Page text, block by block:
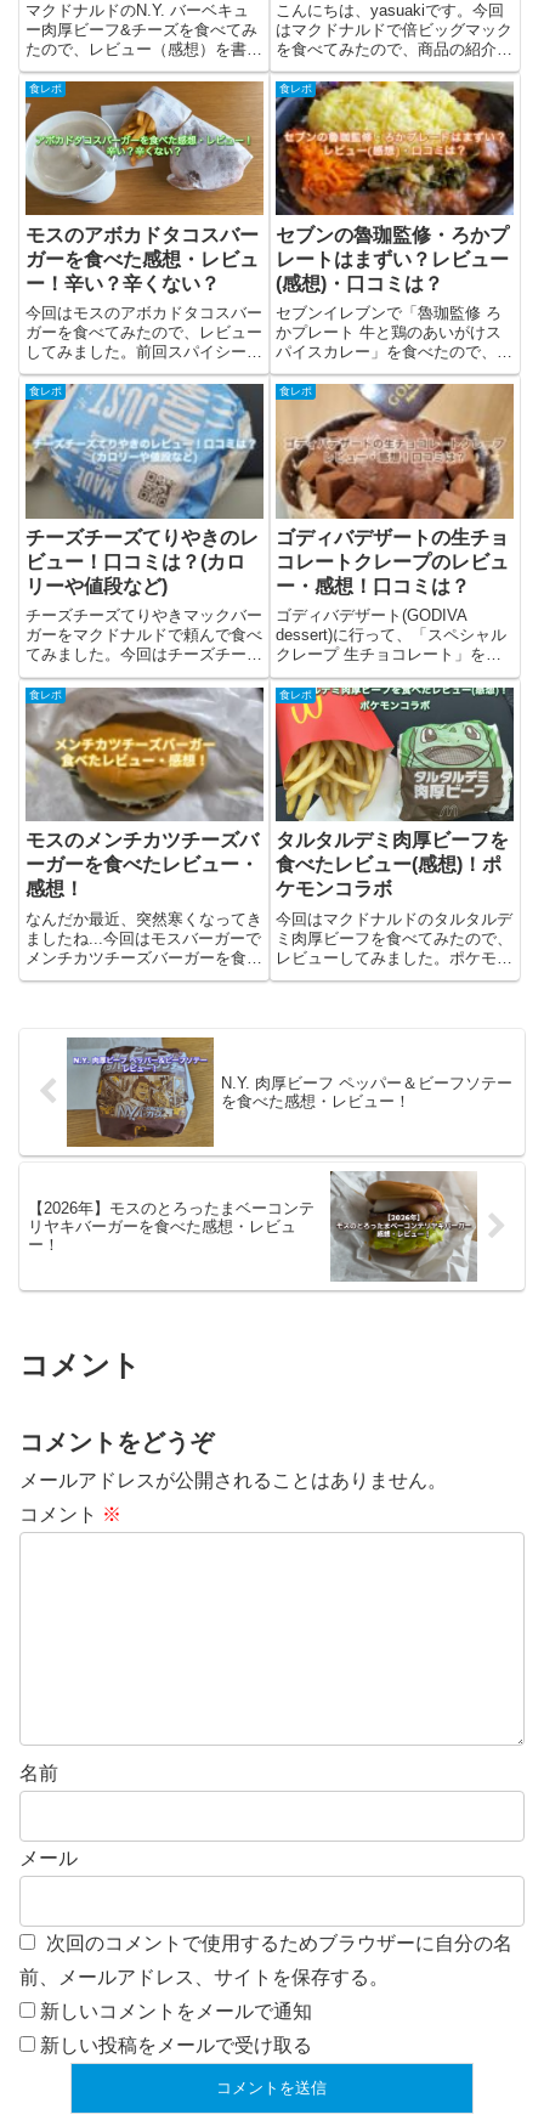
マクドナルドのN.Y. バーベキュ
ー肉厚ビーフ&チーズを食べてみ
たので、レビュー（感想）を書き
ました。商品の紹介を簡単にして
からレビューしています。N.Y.バ
ーベキュー肉厚ビーフ&チーズと
は？2月5日(水)から期間限定で全
国のマクドナルド店...
こんにちは、yasuakiです。今回
はマクドナルドで倍ビッグマック
を食べてみたので、商品の紹介と
レビュー(感想)を記載してみまし
た。結論としては、名前通りボリ
ュームアップのビッグマックとい
う感じでした！ビッグマックをレ
ビューした時の記事はこ...
食レポ
モスのアボカドタコスバー
ガーを食べた感想・レビュ
ー！辛い？辛くない？
今回はモスのアボカドタコスバー
ガーを食べてみたので、レビュー
してみました。前回スパイシーモ
スタコスバーガーを食べて、結構
な衝撃でしたが、今回はこちらを
食べてみました。結論としては、
まったく辛くないです。アボカド
とチーズのおかげかまろやかな
味...
食レポ
セブンの魯珈監修・ろかプ
レートはまずい？レビュー
(感想)・口コミは？
セブンイレブンで「魯珈監修 ろ
かプレート 牛と鶏のあいがけス
パイスカレー」を食べたので、ろ
かプレートについての情報まとめ
と、レビューを書きます。セブン
イレブンの「魯珈監修 ろかプレ
ート」とは？セブンイレブンで現
在行われているカレーフェス
で、...
食レポ
チーズチーズてりやきのレ
ビュー！口コミは？(カロ
リーや値段など)
チーズチーズてりやきマックバー
ガーをマクドナルドで頼んで食べ
てみました。今回はチーズチーズ
てりやきについてと筆者のレビュ
ー(感想)を書いています。チーズ
チーズてりやきマックバーガーと
は？チーズチーズてりやきはマク
ドナルドで2023年3月15...
食レポ
ゴディバデザートの生チョ
コレートクレープのレビュ
ー・感想！口コミは？
ゴディバデザート(GODIVA
dessert)に行って、「スペシャル
クレープ 生チョコレート」を食
べてきました。ゴディバデザート
についてと、「スペシャルクレー
プ 生チョコレート」のレビュー
(感想)を書いています。ゴディバ
デザートって？ゴデ...
食レポ
モスのメンチカツチーズバ
ーガーを食べたレビュー・
感想！
なんだか最近、突然寒くなってき
ましたね...今回はモスバーガーで
メンチカツチーズバーガーを食べ
たので、商品の紹介とレビューを
で9月から販売されているメンチ
カツがメインのバーガーです...
食レポ
タルタルデミ肉厚ビーフを
食べたレビュー(感想)！ポ
ケモンコラボ
今回はマクドナルドのタルタルデ
ミ肉厚ビーフを食べてみたので、
レビューしてみました。ポケモン
30周年バーガーということで、
相...
N.Y. 肉厚ビーフ ペッパー＆ビーフソテー
を食べた感想・レビュー！
【2026年】モスのとろったまベーコンテ
リヤキバーガーを食べた感想・レビュ
ー！
コメント
コメントをどうぞ
メールアドレスが公開されることはありません。
コメント ※
名前
メール
次回のコメントで使用するためブラウザーに自分の名
前、メールアドレス、サイトを保存する。
新しいコメントをメールで通知
新しい投稿をメールで受け取る